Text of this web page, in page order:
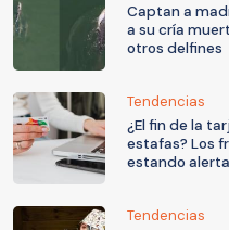
Captan a
a su cría
otros delfines
Tendencias
¿El fin de la
estafas? Los
estando alerta
Tendencias